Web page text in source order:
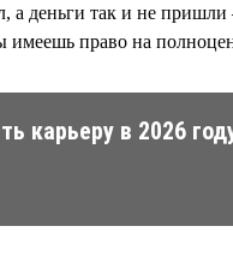
а деньги так и не пришли
имеешь право на
карьеру в 2026